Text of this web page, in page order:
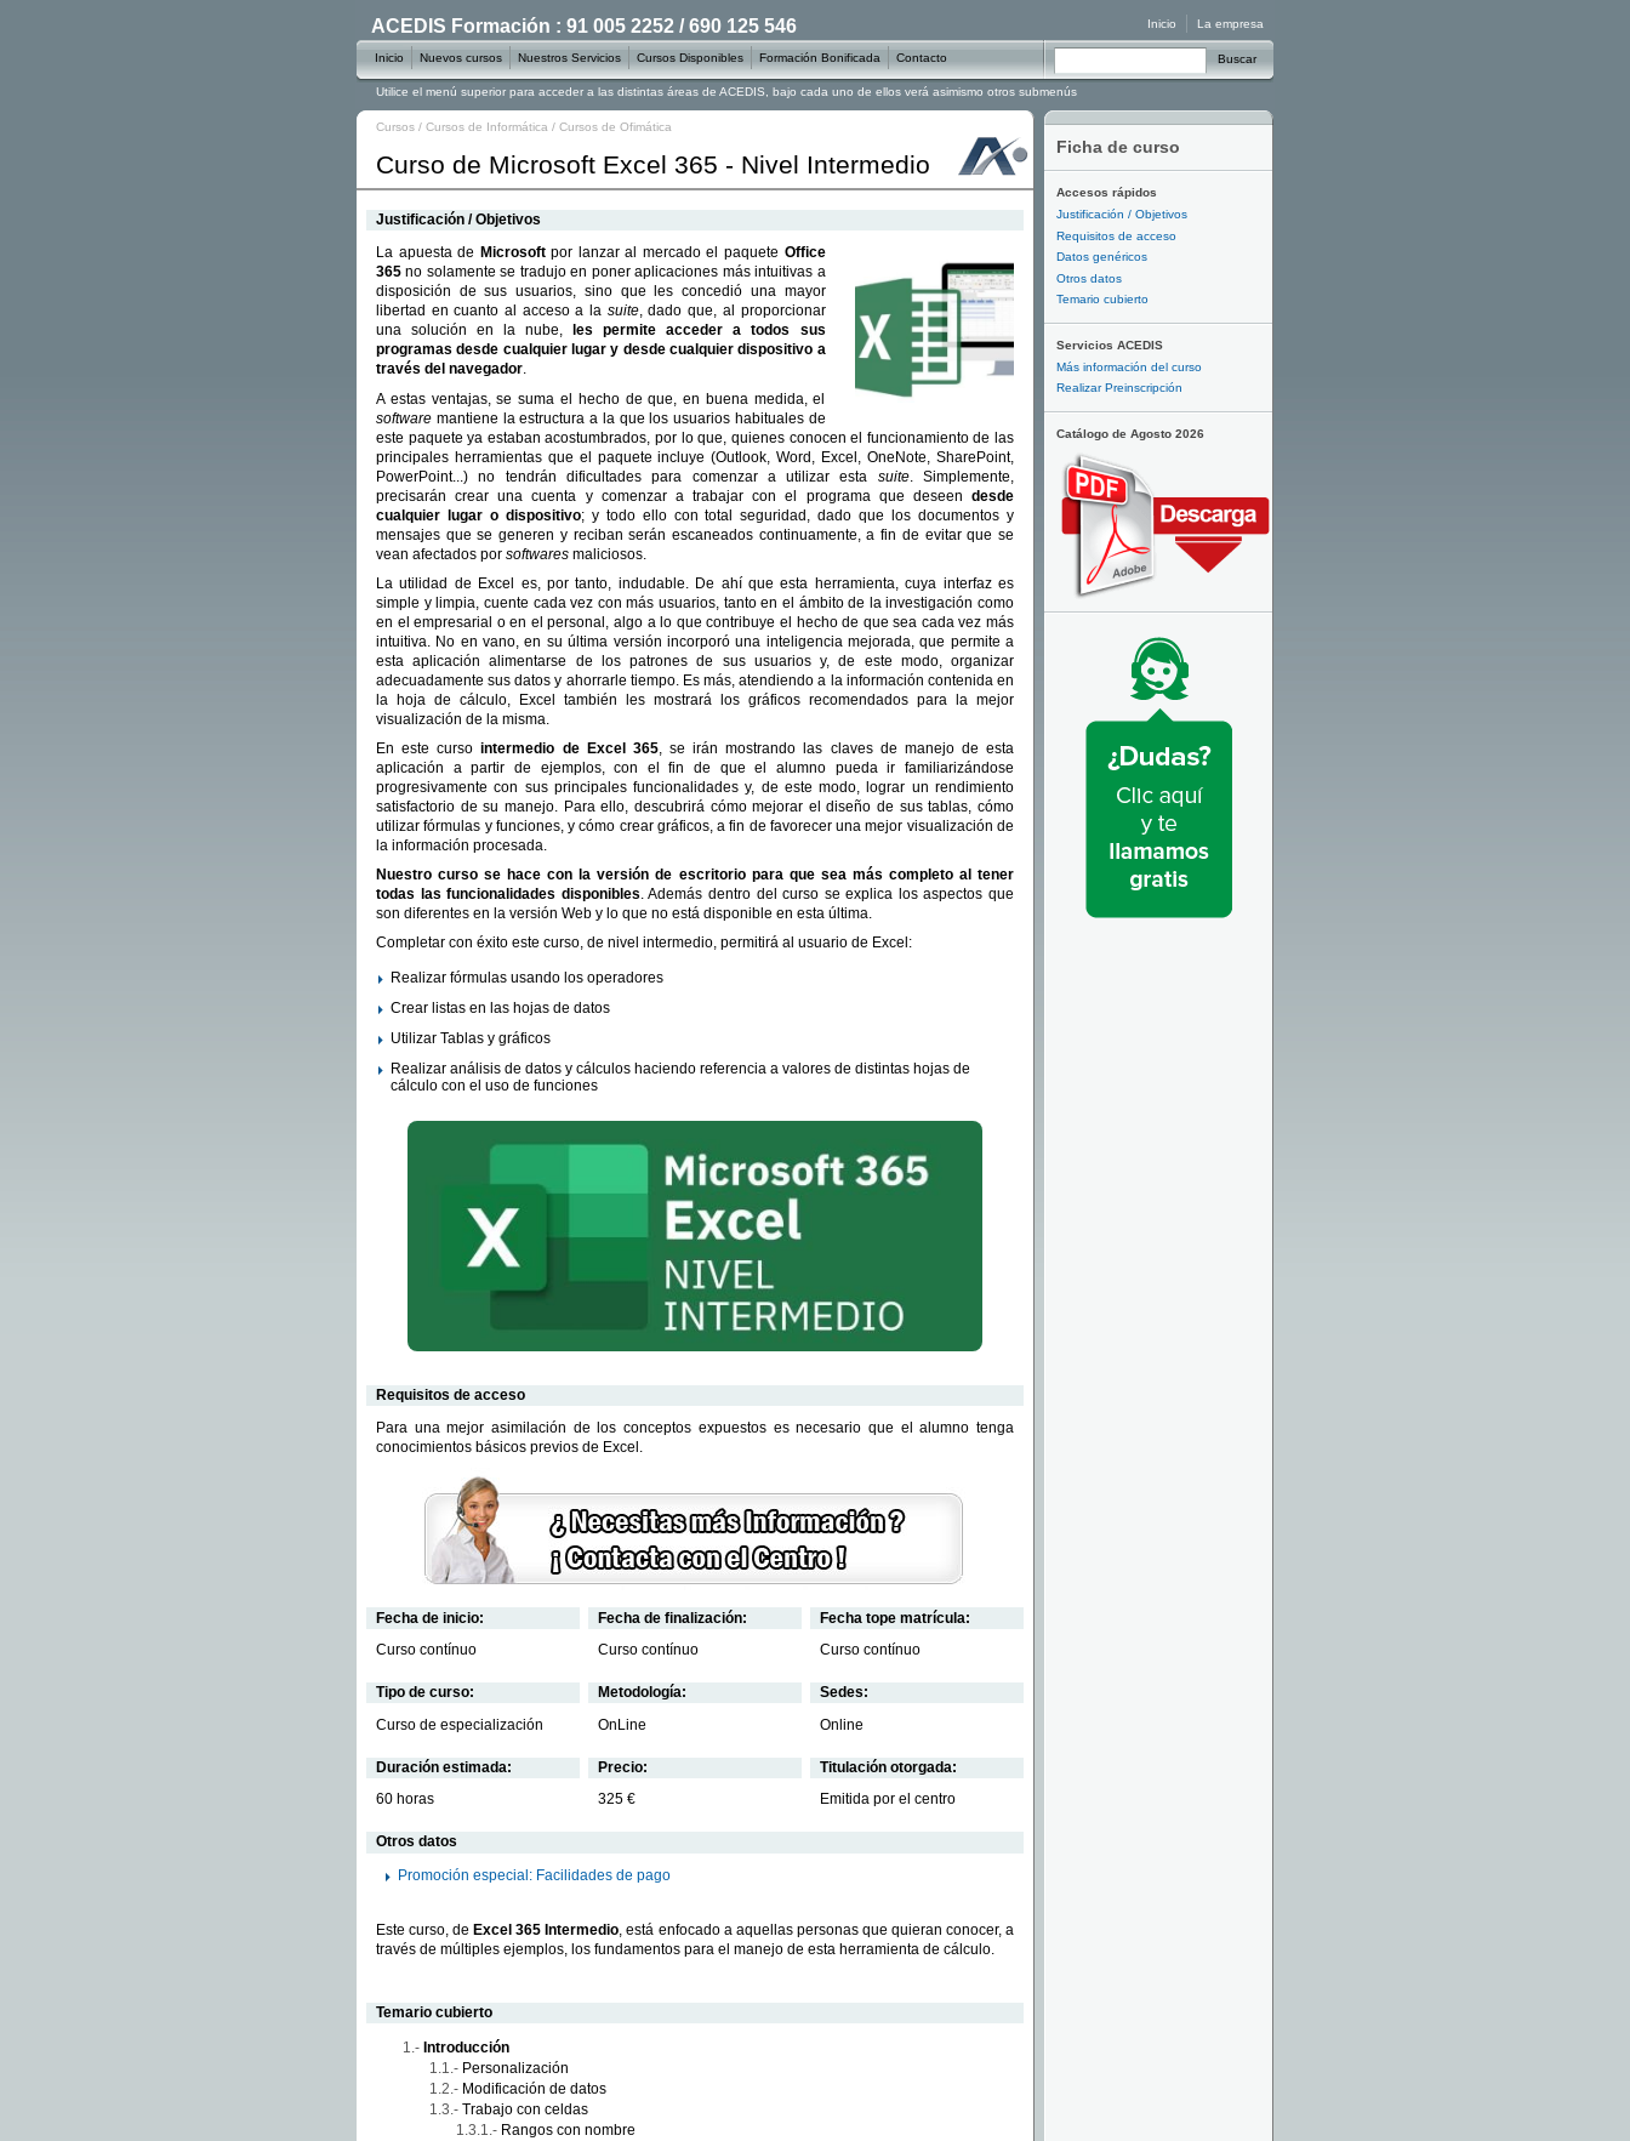
Cursos / Cursos de Informática / Cursos de Ofimática
Curso de Microsoft Excel 365 - Nivel Intermedio
Justificación / Objetivos
La apuesta de Microsoftpor lanzar al mercado el paquete Office
365 no solamente se tradujo en poner aplicaciones más intuitivas a
disposición de sus usuarios, sino que les concedió una mayor
libertad en cuanto al acceso a la suite, dado que, al proporcionar
una solución en la nube,
les permite acceder a todos sus
programas desde cualquier lugar y desde cualquier dispositivo a
través del navegador.
A estas ventajas, se suma el hecho de que, en buena medida, el
software mantiene la estructura a la que los usuarios habituales de
este paquete ya estaban acostumbrados, por lo que, quienes conocen el funcionamiento de las
principales herramientas que el paquete incluye (Outlook, Word, Excel, OneNote, SharePoint,
PowerPoint...) no tendrán dificultades para comenzar a utilizar esta suite. Simplemente,
precisarán crear una cuenta y comenzar a trabajar con el programa que deseen desde
cualquier lugar o dispositivo; y todo ello con total seguridad, dado que los documentos y
mensajes que se generen y reciban serán escaneados continuamente, a fin de evitar que se
vean afectados por softwares maliciosos.
La utilidad de Excel es, por tanto, indudable. De ahí que esta herramienta, cuya interfaz es
simple y limpia, cuente cada vez con más usuarios, tanto en el ámbito de la investigación como
en el empresarial o en el personal, algo a lo que contribuye el hecho de que sea cada vez más
intuitiva. No en vano, en su última versión incorporó una inteligencia mejorada, que permite a
esta aplicación alimentarse de los patrones de sus usuarios y, de este modo, organizar
adecuadamente sus datos y ahorrarle tiempo. Es más, atendiendo a la información contenida en
la hoja de cálculo, Excel también les mostrará los gráficos recomendados para la mejor
visualización de la misma.
En este curso intermedio de Excel 365, se irán mostrando las claves de manejo de esta
aplicación a partir de ejemplos, con el fin de que el alumno pueda ir familiarizándose
progresivamente con sus principales funcionalidades y, de este modo, lograr un rendimiento
satisfactorio de su manejo. Para ello, descubrirá cómo mejorar el diseño de sus tablas, cómo
utilizar fórmulas y funciones, y cómo crear gráficos, a fin de favorecer una mejor visualización de
la información procesada.
Nuestro curso se hace con la versión de escritorio para que sea más completo al tener
todas las funcionalidades disponibles. Además dentro del curso se explica los aspectos que
son diferentes en la versión Web y lo que no está disponible en esta última.
Completar con éxito este curso, de nivel intermedio, permitirá al usuario de Excel:
Realizar fórmulas usando los operadores
Crear listas en las hojas de datos
Utilizar Tablas y gráficos
Realizar análisis de datos y cálculos haciendo referencia a valores de distintas hojas de
cálculo con el uso de funciones
Requisitos de acceso
Para una mejor asimilación de los conceptos expuestos es necesario que el alumno tenga
conocimientos básicos previos de Excel.
Fecha de inicio:
Curso contínuo
Fecha de finalización:
Curso contínuo
Fecha tope matrícula:
Curso contínuo
Tipo de curso:
Curso de especialización
Metodología:
OnLine
Sedes:
Online
Duración estimada:
60 horas
Precio:
325 €
Titulación otorgada:
Emitida por el centro
Otros datos
Promoción especial: Facilidades de pago
Este curso, de Excel 365 Intermedio , está enfocado a aquellas personas que quieran conocer, a
través de múltiples ejemplos, los fundamentos para el manejo de esta herramienta de cálculo.
Temario cubierto
Introducción
Personalización
Modificación de datos
Trabajo con celdas
Rangos con nombre
Ficha de curso
Accesos rápidos
Justificación / Objetivos
Requisitos de acceso
Datos genéricos
Otros datos
Temario cubierto
Servicios ACEDIS
Más información del curso
Realizar Preinscripción
Catálogo de Agosto 2026
ACEDIS Formación : 91 005 2252 / 690 125 546 La empresa
Inicio
Inicio Nuevos cursos Nuestros Servicios Cursos Disponibles Formación Bonificada Contacto Buscar
Utilice el menú superior para acceder a las distintas áreas de ACEDIS, bajo cada uno de ellos verá asimismo otros submenús